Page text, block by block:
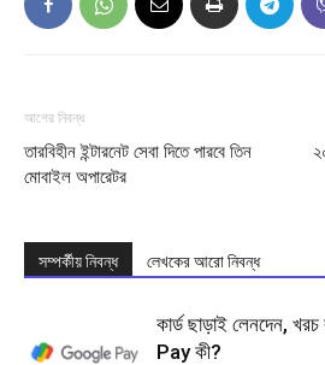
আগের নিবন্ধ
তারবিহীন ইন্টারনেট সেবা দিতে পারবে তিন
মোবাইল অপারেটর
সম্পর্কীয় নিবন্ধ লেখকের আরো নিবন্ধ
কার্ড ছাড়াই লেনদেন,
Pay কী?